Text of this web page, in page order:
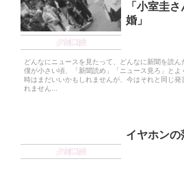
夕刻日誌
「小室圭
婚」
どんなにニュースを見たって、どんなに新聞を読ん
僕が小さい頃、「新聞読め」「ニュース見ろ」と
時はまだいいかもしれませんが、今はそれと同じ発
れません...
夕刻日誌
イヤホンの